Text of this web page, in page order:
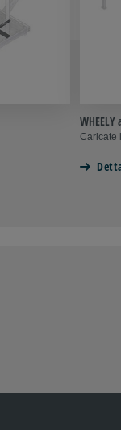
Caricate